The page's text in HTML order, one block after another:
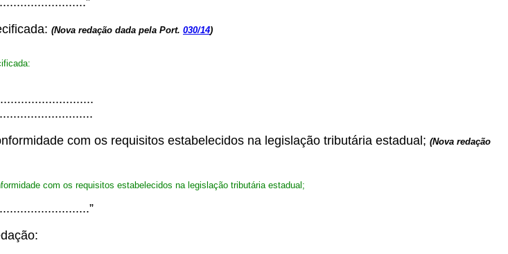
(Nova redação dada pela Port. 030/14)
com os requisitos estabelecidos na legislação tributária estadual; (Nova redação
com os requisitos estabelecidos na legislação tributária estadual;